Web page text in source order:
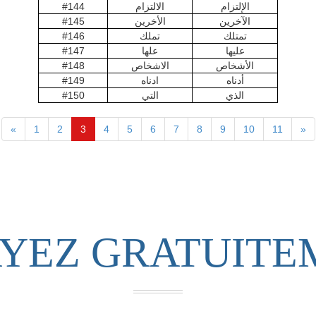
#144 الالتزام
الإلتزام
#145
الأخرين
الآخرين
#146
تملك
تمتلك
#147
علها
عليها
#148
الاشخاص
الأشخاص
#149
ادناه
أدناه
#150
التي الذي
« 1 2 3 4 5 6 7 8 9 10 11 »